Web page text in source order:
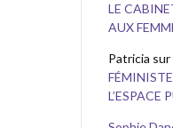
LE
AUX
Patricia sur
L’ESPACE